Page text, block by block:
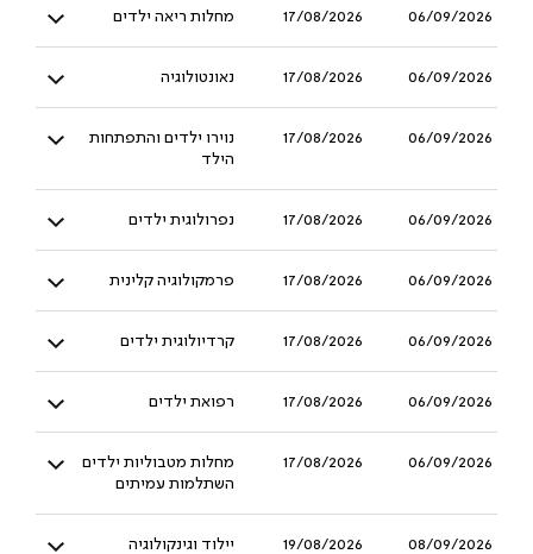
06/09/2026
17/08/2026 מחלות ריאה ילדים
06/09/2026
17/08/2026 נאונטולוגיה
06/09/2026
17/08/2026
נוירו ילדים והתפתחות
הילד
06/09/2026
17/08/2026 נפרולוגית ילדים
06/09/2026
17/08/2026 פרמקולוגיה קלינית
06/09/2026
17/08/2026 קרדיולוגית ילדים
06/09/2026
17/08/2026 רפואת ילדים
06/09/2026
17/08/2026
מחלות מטבוליות ילדים
השתלמות עמיתים
08/09/2026
19/08/2026 יילוד וגינקולוגיה